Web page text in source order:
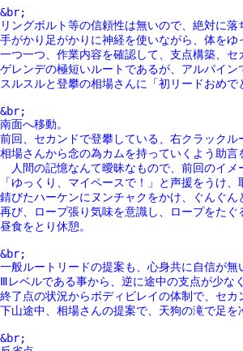
&br;
リングボルト等の信頼性は無いので、絶対に
手がかり足がかりに神経を使いながら、体を
一つ一つ、作業内容を確認して、支点構築、
ゲレンデの極短いルートであるが、アルパイ
スルスルと登攀の相場さんに「初リードおめ
&br;
南面へ移動。
前回、セカンドで登攀している、右クラックル
相場さんから念の為カムを持っていくよう助
人間の記憶なんて曖昧なもので、前回のイメ
「ゆっくり、マイペースで！」と声援をうけ、
錆びたハーケンにヌンチャクをかけ、ぐんぐ
再び、ロープ張り気味を意識し、ロープをた
昼食をとり休憩。
&br;
一般ルートリードの提案も、心身共に自信が
Ⅲレベルである事から、逆に途中の支点が少な
終了点の状況からボディビレイの体制で、セ
下山途中、相場さんの提案で、天狗の滝で足
&br;